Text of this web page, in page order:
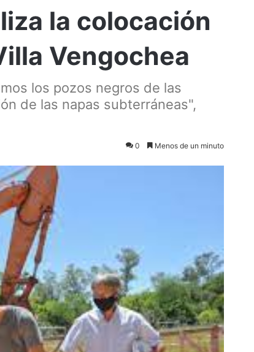
la colocación
Vengochea
los pozos negros de las
de las napas subterráneas",
0 Menos de un minuto